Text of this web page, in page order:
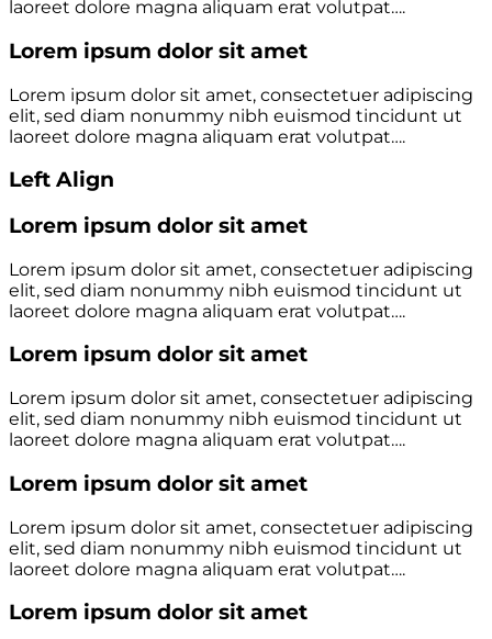
laoreet dolore magna aliquam erat volutpat….
Lorem ipsum dolor sit amet
Lorem ipsum dolor sit amet, consectetuer adipiscing
elit, sed diam nonummy nibh euismod tincidunt ut
laoreet dolore magna aliquam erat volutpat….
Left Align
Lorem ipsum dolor sit amet
Lorem ipsum dolor sit amet, consectetuer adipiscing
elit, sed diam nonummy nibh euismod tincidunt ut
laoreet dolore magna aliquam erat volutpat….
Lorem ipsum dolor sit amet
Lorem ipsum dolor sit amet, consectetuer adipiscing
elit, sed diam nonummy nibh euismod tincidunt ut
laoreet dolore magna aliquam erat volutpat….
Lorem ipsum dolor sit amet
Lorem ipsum dolor sit amet, consectetuer adipiscing
elit, sed diam nonummy nibh euismod tincidunt ut
laoreet dolore magna aliquam erat volutpat….
Lorem ipsum dolor sit amet